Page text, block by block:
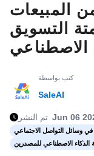
المبيعات
أتمتة التسويق
الاصطناعي
كتب بواسطة
SaleAI
تم النشر Jun 06
وسائل التواصل الاجتماعي
الذكاء الاصطناعي للمصدرين